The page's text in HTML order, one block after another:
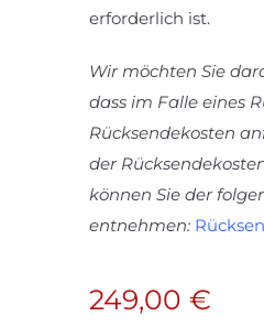
erforderlich ist.
Wir möchten Sie
dass im Falle eines
Rücksendekosten
der
können Sie der
entnehmen:
249,00€